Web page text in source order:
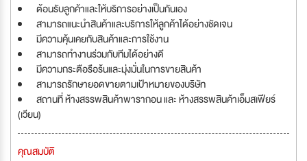
ต้อนรับลูกค้าและให้บริการอย่างเป็นกันเอง
สามารถแนะนำสินค้าและบริการให้ลูกค้าได้อย่างชัดเจน
มีความคุ้นเคยกับสินค้าและการใช้งาน
สามารถทำงานร่วมกับทีมได้อย่างดี
มีความกระตือรือร้นและมุ่งมั่นในการขายสินค้า
สามารถรักษายอดขายตามเป้าหมายของบริษัท
สถานที่ ห้างสรรพสินค้าพารากอน และ ห้างสรรพสินค้าเอ็มสเฟียร์
(เวียน)
คุณสมบัติ